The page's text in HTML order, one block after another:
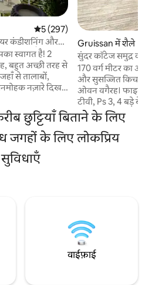
औसत रेटिंग 5 में से 5, 297 समीक्षाएँ
5 (297)
कंडीशनिंग और
कर रहा है
स्वागत है! 2
बहुत अच्छी तरह से
से तालाबों,
नज़ारे दिखते
25 मिनट की पैदल
मिनट), बीच की ओर
जहाँ एक बाइक पाथ
के। एयर
साइकिल उपलब्ध,
मशीन, टीवी,
Gruissan में शैले
सुंदर कॉटेज समुद्र का
170 वर्ग मीटर का
और सुसज्जित किचन :
ओवन वगैरह। फाइबर
टीवी, Ps 3, 4 बड़े
बाथरूम ( 1 बाथरूम, 2
बारबेक्यू के साथ
की छुट्टियों के बाहर
उपलब्ध : सेमिनार,
छुट्टियाँ बिताने के लिए
जगहों के लिए लोकप्रिय
सुविधाएँ
वाईफ़ाई